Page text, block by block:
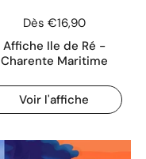
Dès €16,90
Affiche Ile de Ré -
Charente Maritime
Voir l'affiche